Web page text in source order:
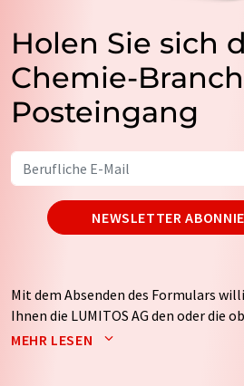
Holen Sie sich
Chemie-
Posteingang
NEWSLETTER
Mit dem Absenden des Formulars
Ihnen die LUMITOS AG den oder die
Newsletter per E-Mail zusendet. Ihre
MEHR LESEN